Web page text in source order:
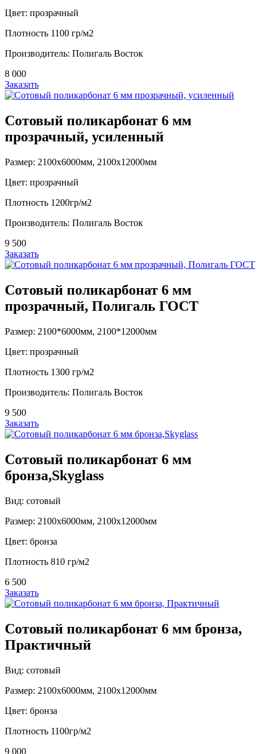
Цвет: прозрачный
Плотность 1100 гр/м2
Производитель: Полигаль Восток
8 000
Заказать
Сотовый поликарбонат 6 мм
прозрачный, усиленный
Размер: 2100х6000мм, 2100х12000мм
Цвет: прозрачный
Плотность 1200гр/м2
Производитель: Полигаль Восток
9 500
Заказать
Сотовый поликарбонат 6 мм
прозрачный, Полигаль ГОСТ
Размер: 2100*6000мм, 2100*12000мм
Цвет: прозрачный
Плотность 1300 гр/м2
Производитель: Полигаль Восток
9 500
Заказать
Сотовый поликарбонат 6 мм
бронза,Skyglass
Вид: сотовый
Размер: 2100х6000мм, 2100х12000мм
Цвет: бронза
Плотность 810 гр/м2
6 500
Заказать
Сотовый поликарбонат 6 мм бронза,
Практичный
Вид: сотовый
Размер: 2100х6000мм, 2100х12000мм
Цвет: бронза
Плотность 1100гр/м2
9 000